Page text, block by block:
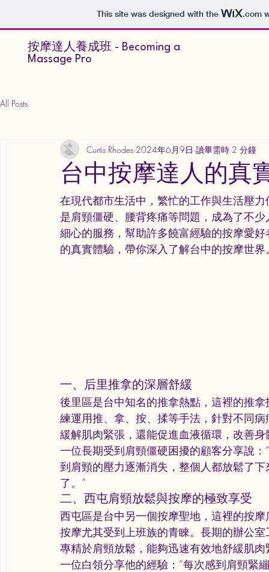
This site was designed with the .com
按摩達人養成班 - Becoming a
Massage Pro
All Posts
台中按摩達人的真
Curtis Rhodes 2024年6月9日 讀畢需時 2 分鐘
在現代都市生活中，繁忙的工作與生活壓
是肩頸僵硬、腰背疼痛等問題，成為了不
細心的服務，幫助許多饒富經驗的按摩愛
的真實體驗，帶你深入了解台中的按摩世界
一、后里推拿的深層舒緩
後里區是台中知名的推拿熱點，這裡的推
練運用推、拿、按、揉等手法，針對不同
緩解肌肉緊張，還能促進血液循環，改善
一位長期受到肩頸僵硬困擾的顧客分享說
到肩頸的壓力逐漸消失，整個人都放鬆了
了。”
二、西屯肩頸放鬆與按摩的極致享受
西屯區是台中另一個按摩聖地，這裡的按
按摩尤其受到上班族的青睞。長期的辦公
專精於肩頸放鬆，能夠迅速有效地舒緩肌肉
一位白領分享他的經驗：“每次感到肩頸緊